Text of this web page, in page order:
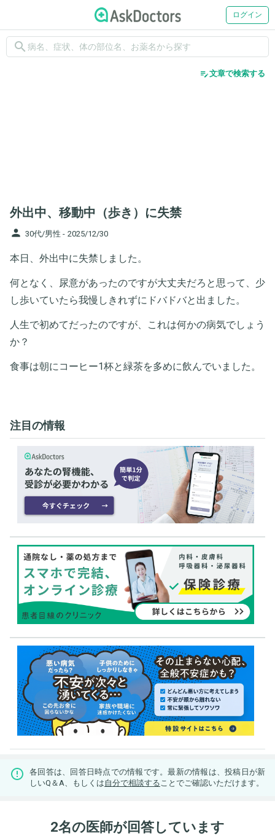
ログイン
search
edit_note文章で検索する
外出中、移動中（歩き）に失禁
person 30代/男性 - 2025/12/30
本日、外出中に失禁しました。
何となく、尿意があったのですが大丈夫だろと思って、少
し歩いていたら我慢しきれずにドバドバと出ました。
人生で初めてだったのですが、これは何かの病気でしょう
か？
食事は朝にコーヒー1杯と緑茶を多めに飲んでいました。
注目の情報
各回答は、回答日時点での情報です。最新の情報は、投稿日が新
しいQ＆A、もしくは自分で相談することでご確認いただけます。
2名の医師が回答しています